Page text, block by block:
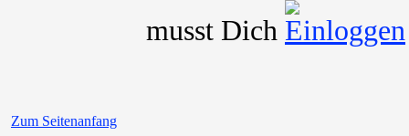
musst Dich
Zum Seitenanfang